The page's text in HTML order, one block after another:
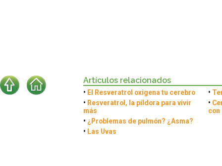
Artículos relacionados
• El Resveratrol oxigena tu cerebro
• Resveratrol, la píldora para vivir
más
• ¿Problemas de pulmón? ¿Asma?
• Las Uvas
•
•
con